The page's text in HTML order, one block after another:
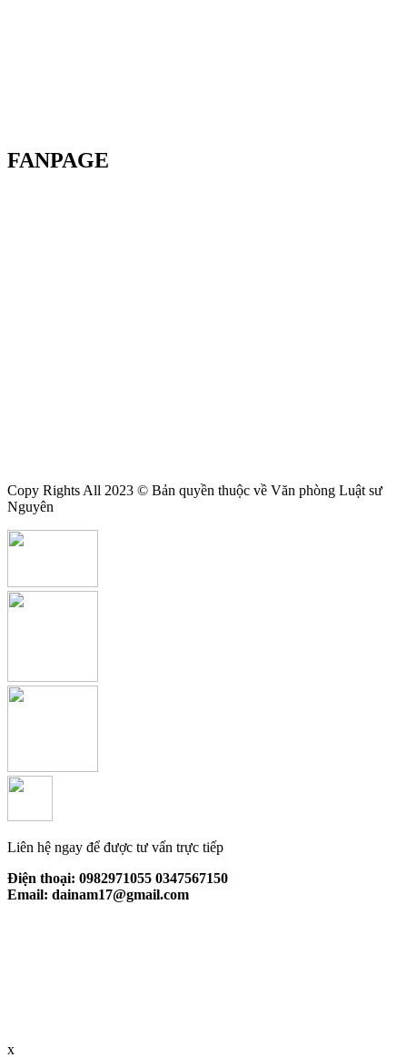
FANPAGE
Copy Rights All 2023 © Bản quyền thuộc về Văn phòng Luật sư
Nguyên
Liên hệ ngay để được tư vấn trực tiếp
Điện thoại: 0982971055 0347567150
Email: dainam17@gmail.com
x